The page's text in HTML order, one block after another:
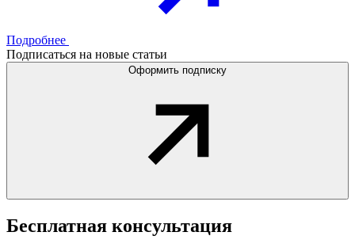
Подробнее
Подписаться на новые статьи
Оформить подписку
Бесплатная консультация